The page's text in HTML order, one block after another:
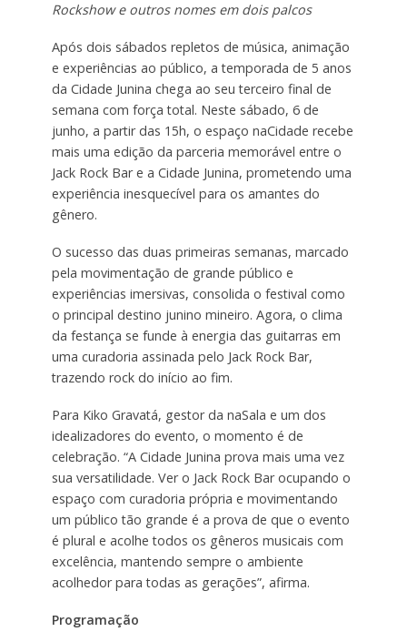
Rockshow e outros nomes em dois palcos
Após dois sábados repletos de música, animação
e experiências ao público, a temporada de 5 anos
da Cidade Junina chega ao seu terceiro final de
semana com força total. Neste sábado, 6 de
junho, a partir das 15h, o espaço naCidade recebe
mais uma edição da parceria memorável entre o
Jack Rock Bar e a Cidade Junina, prometendo uma
experiência inesquecível para os amantes do
gênero.
O sucesso das duas primeiras semanas, marcado
pela movimentação de grande público e
experiências imersivas, consolida o festival como
o principal destino junino mineiro. Agora, o clima
da festança se funde à energia das guitarras em
uma curadoria assinada pelo Jack Rock Bar,
trazendo rock do início ao fim.
Para Kiko Gravatá, gestor da naSala e um dos
idealizadores do evento, o momento é de
celebração. “A Cidade Junina prova mais uma vez
sua versatilidade. Ver o Jack Rock Bar ocupando o
espaço com curadoria própria e movimentando
um público tão grande é a prova de que o evento
é plural e acolhe todos os gêneros musicais com
excelência, mantendo sempre o ambiente
acolhedor para todas as gerações”, afirma.
Programação